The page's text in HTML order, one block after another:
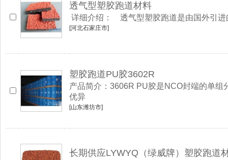
透气型塑胶跑道材料
详细介绍： 透气型塑胶跑道是由国外引进
[河北石家庄市]
塑胶跑道PU胶3602R
产品简介：3606R PU胶是NCO封端的单
优异
[山东潍坊市]
长期供应LYWYQ（绿威牌）塑胶跑道